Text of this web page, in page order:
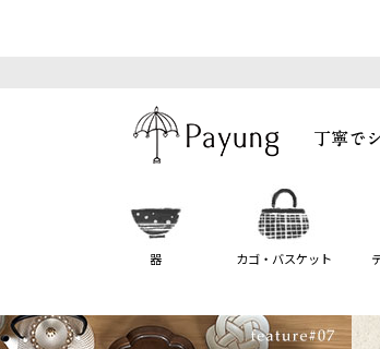
器 カゴ・バスケット